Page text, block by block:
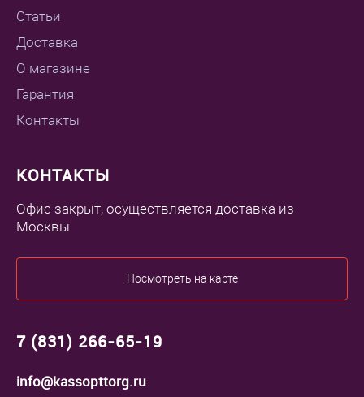
Статьи
Доставка
О магазине
Гарантия
Контакты
КОНТАКТЫ
Офис закрыт, осуществляется доставка из
Москвы
Посмотреть на карте
7 (831) 266-65-19
info@kassopttorg.ru